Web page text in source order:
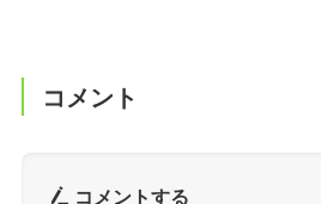
コメント
コメントする